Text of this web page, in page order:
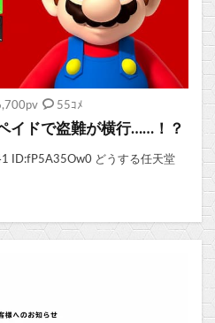
pv 55ｺﾒ
イドで盗難が横行……！？
ID:fP5A35Ow0 どうする任天堂